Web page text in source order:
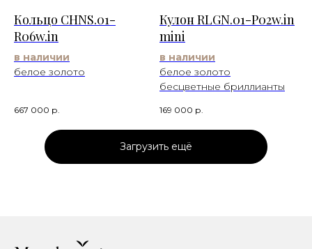
Кольцо CHNS.01-
R06w.in
в наличии
белое золото
667 000 р.
Кулон RLGN.01-P02w.in
mini
в наличии
белое золото
бесцветные бриллианты
169 000 р.
Загрузить ещё